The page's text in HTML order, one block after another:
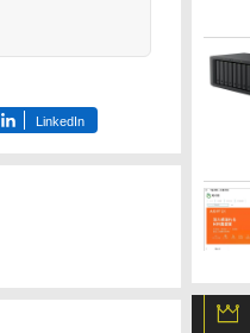
LinkedIn